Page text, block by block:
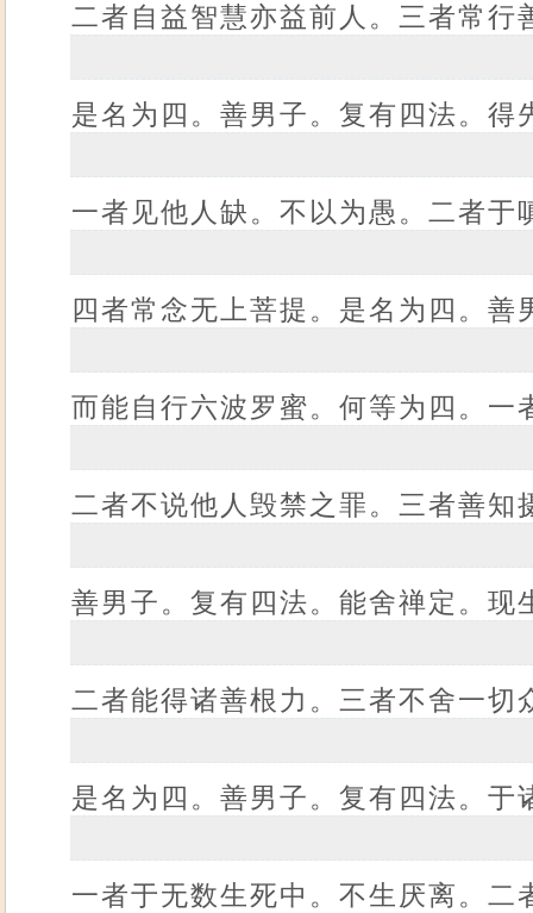
二者自益智慧亦益前人。三者常
是名为四。善男子。复有四法。
一者见他人缺。不以为愚。二者
四者常念无上菩提。是名为四。
而能自行六波罗蜜。何等为四。一
二者不说他人毁禁之罪。三者善
善男子。复有四法。能舍禅定。
二者能得诸善根力。三者不舍一
是名为四。善男子。复有四法。于
一者于无数生死中。不生厌离。